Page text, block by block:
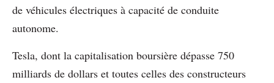
de véhicules électriques à capacité de conduite
autonome.
Tesla, dont la capitalisation boursière dépasse 750
milliards de dollars et toutes celles des constructeurs